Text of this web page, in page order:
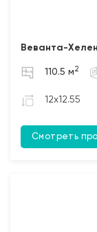
Веванта-Хелен
110.5 м 2
12x12.55
Смотреть